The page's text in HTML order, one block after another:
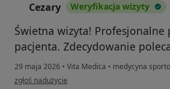
Cezary Weryfikacja wizyty
Świetna wizyta! Profesjonalne
pacjenta. Zdecydowanie
29 maja 2026 • Vita Medica • medycyna
w opinii użytkownika Cezary
zgłoś nadużycie